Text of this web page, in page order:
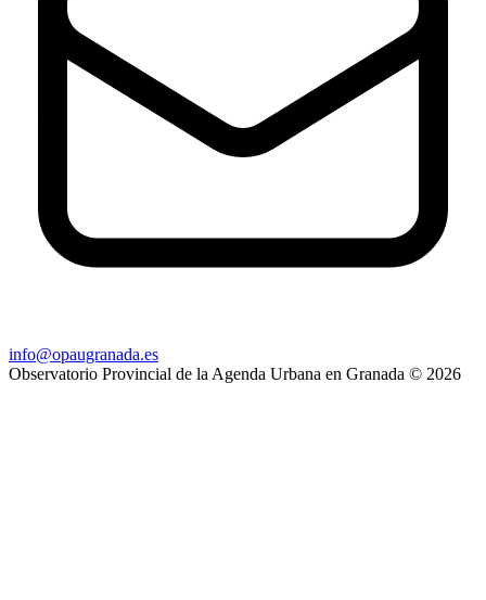
info@opaugranada.es
Observatorio Provincial de la Agenda Urbana en Granada © 2026